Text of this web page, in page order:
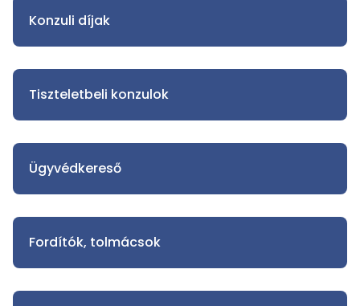
Konzuli díjak
Tiszteletbeli konzulok
Ügyvédkereső
Fordítók, tolmácsok